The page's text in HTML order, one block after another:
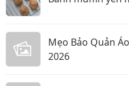
Mẹo Bảo Quản
2026